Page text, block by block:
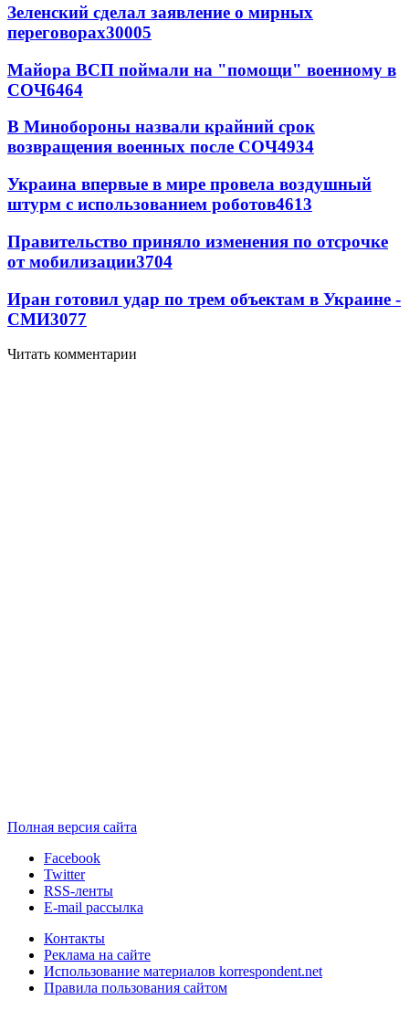
Зеленский сделал заявление о мирных
переговорах30005
Майора ВСП поймали на "помощи" военному в
СОЧ6464
В Минобороны назвали крайний срок
возвращения военных после СОЧ4934
Украина впервые в мире провела воздушный
штурм с использованием роботов4613
Правительство приняло изменения по отсрочке
от мобилизации3704
Иран готовил удар по трем объектам в Украине -
СМИ3077
Читать комментарии
Полная версия сайта
Facebook
Twitter
RSS-ленты
E-mail рассылка
Контакты
Реклама на сайте
Использование материалов korrespondent.net
Правила пользования сайтом